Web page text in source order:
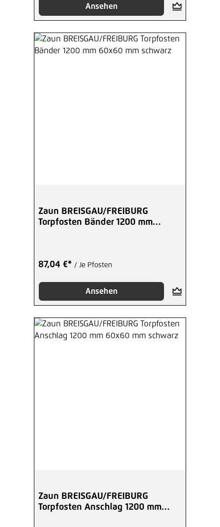
Ansehen
Zaun BREISGAU/FREIBURG
Torpfosten Bänder 1200 mm
87,04 €* / Je Pfosten
Ansehen
Zaun BREISGAU/FREIBURG
Torpfosten Anschlag 1200 mm